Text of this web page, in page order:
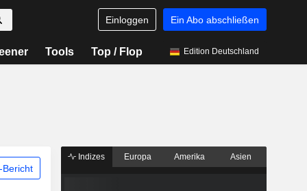
Einloggen Ein Abo abschließen
Tools Top / Flop Edition Deutschland
Bericht
Indizes Europa Amerika Asien